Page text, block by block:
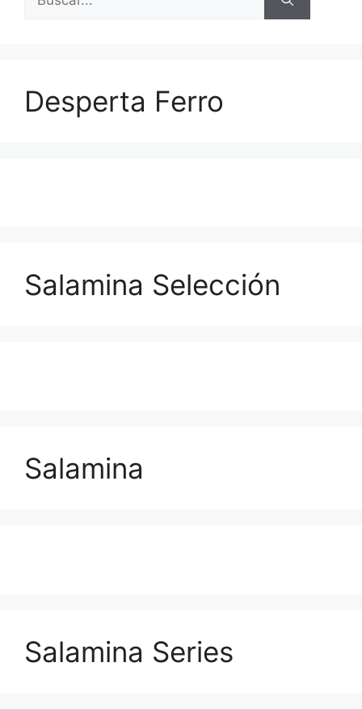
Desperta Ferro
Salamina Selección
Salamina
Salamina Series